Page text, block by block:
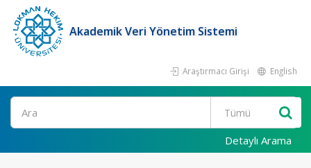
Akademik Veri Yönetim Sistemi
Araştırmacı Girişi English
Ara
Detaylı Arama